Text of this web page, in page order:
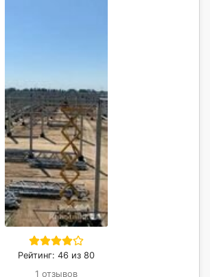
Рейтинг: 46 из 80
1 отзывов